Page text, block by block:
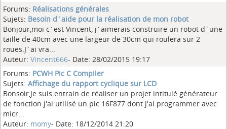
Forums: Réalisations générales
Sujets: Besoin d´aide pour la réalisation de mon robot
Bonjour,moi c´est Vincent, j´aimerais construire un robot d´une
taille de 40cm avec une largeur de 30cm qui roulera sur 2
roues.J´ai vra...
Auteur: Vincent666- Date: 28/02/2015 19:17
Forums: PCWH Pic C Compiler
Sujets: Affichage du rapport cyclique sur LCD
Bonsoir,Je suis entrain de réaliser un projet intitulé générateur
de fonction.j'ai utilisé un pic 16F877 dont j'ai programmer avec
micr...
Auteur: momy- Date: 18/12/2014 21:20